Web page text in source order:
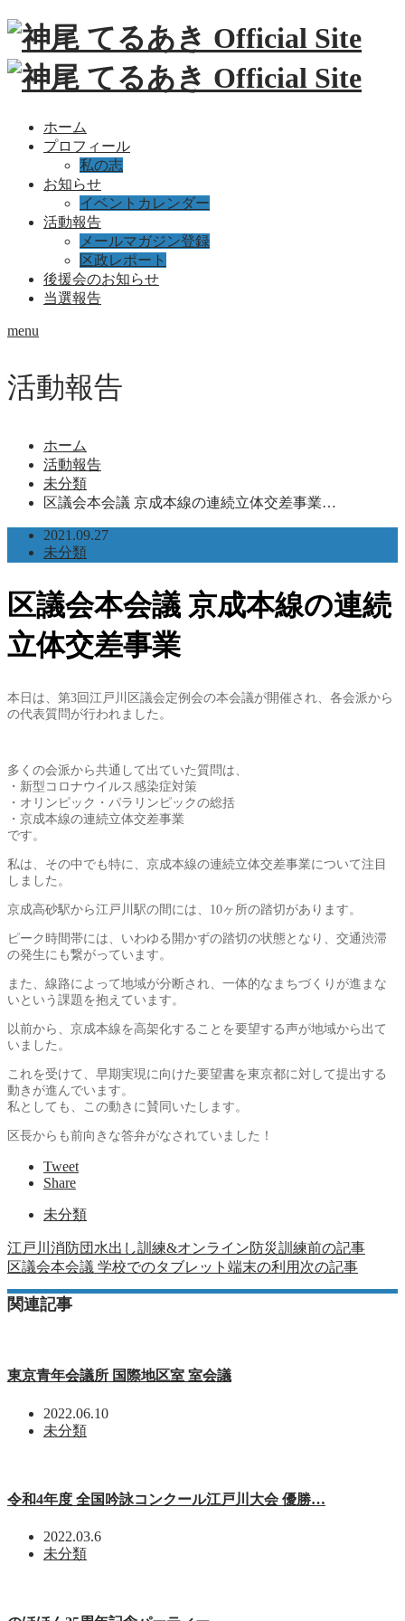
ホーム
プロフィール
私の志
お知らせ
イベントカレンダー
活動報告
メールマガジン登録
区政レポート
後援会のお知らせ
当選報告
menu
活動報告
ホーム
活動報告
未分類
区議会本会議 京成本線の連続立体交差事業…
2021.09.27
未分類
区議会本会議 京成本線の連続
立体交差事業
本日は、第3回江戸川区議会定例会の本会議が開催され、各会派から
の代表質問が行われました。
多くの会派から共通して出ていた質問は、
・新型コロナウイルス感染症対策
・オリンピック・パラリンピックの総括
・京成本線の連続立体交差事業
です。
私は、その中でも特に、京成本線の連続立体交差事業について注目
しました。
京成高砂駅から江戸川駅の間には、10ヶ所の踏切があります。
ピーク時間帯には、いわゆる開かずの踏切の状態となり、交通渋滞
の発生にも繋がっています。
また、線路によって地域が分断され、一体的なまちづくりが進まな
いという課題を抱えています。
以前から、京成本線を高架化することを要望する声が地域から出て
いました。
これを受けて、早期実現に向けた要望書を東京都に対して提出する
動きが進んでいます。
私としても、この動きに賛同いたします。
区長からも前向きな答弁がなされていました！
Tweet
Share
未分類
江戸川消防団水出し訓練&オンライン防災訓練前の記事
区議会本会議 学校でのタブレット端末の利用 次の記事
関連記事
東京青年会議所 国際地区室 室会議
2022.06.10
未分類
令和4年度 全国吟詠コンクール江戸川大会 優勝…
2022.03.6
未分類